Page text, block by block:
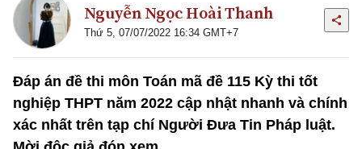
Nguyễn Ngọc Hoài Thanh
Thứ 5, 07/07/2022 16:34 GMT+7
Đáp án đề thi môn Toán mã đề 115 Kỳ thi tốt
nghiệp THPT năm 2022 cập nhật nhanh và chính
xác nhất trên tạp chí Người Đưa Tin Pháp luật.